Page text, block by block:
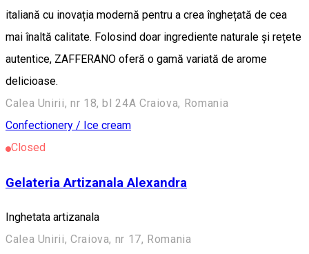
italiană cu inovația modernă pentru a crea înghețată de cea
mai înaltă calitate. Folosind doar ingrediente naturale și rețete
autentice, ZAFFERANO oferă o gamă variată de arome
delicioase.
Calea Unirii, nr 18, bl 24A Craiova, Romania
Confectionery / Ice cream
Closed
Gelateria Artizanala Alexandra
Inghetata artizanala
Calea Unirii, Craiova, nr 17, Romania